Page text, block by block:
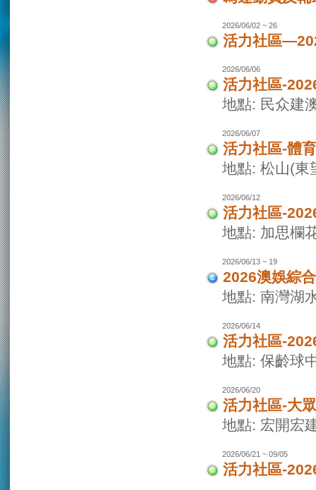
2026/06/02 ~ 26
活力社區
2026/06/06
活力社區-
地點: 民众建
2026/06/07
活力社區-體
地點: 松山(東
2026/06/12
活力社區-
地點: 加思欄
2026/06/13 ~ 19
2026澳娛綜
地點: 南灣湖
2026/06/14
活力社區-
地點: 保齡球
2026/06/20
活力社區-大
地點: 宏開宏
2026/06/21 ~ 09/05
活力社區-